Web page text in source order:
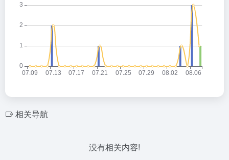
相关导航
没有相关内容!